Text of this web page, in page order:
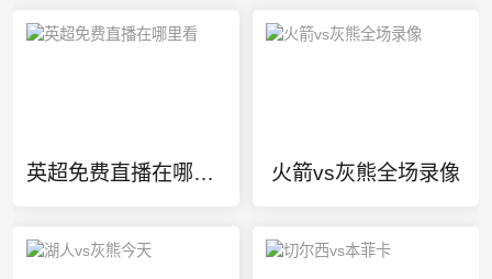
英超免费直播在哪里看 火箭vs灰熊全场录像